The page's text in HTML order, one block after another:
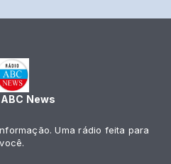
News
Uma rádio feita para
você.